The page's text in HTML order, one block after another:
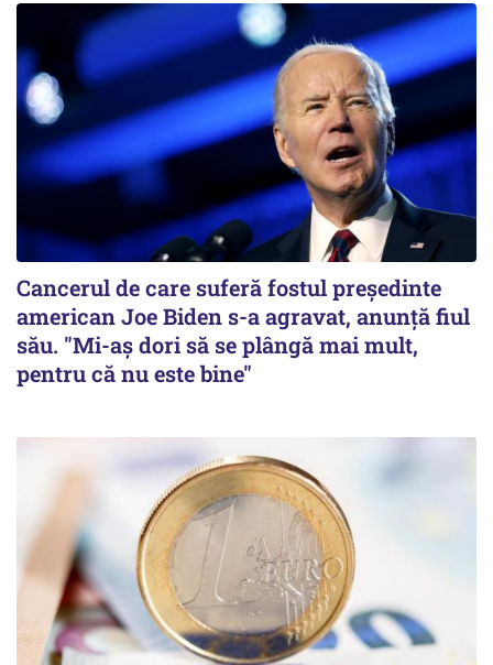
Cancerul de care suferă fostul preşedinte
american Joe Biden s-a agravat, anunță fiul
său. "Mi-aș dori să se plângă mai mult,
pentru că nu este bine"